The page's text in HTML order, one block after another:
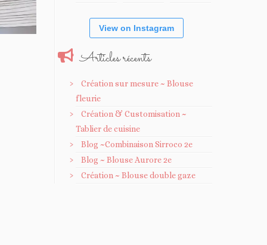
View on Instagram
Articles récents
Création sur mesure ~ Blouse
fleurie
Création & Customisation ~
Tablier de cuisine
Blog ~Combinaison Sirroco 2e
Blog ~ Blouse Aurore 2e
Création ~ Blouse double gaze